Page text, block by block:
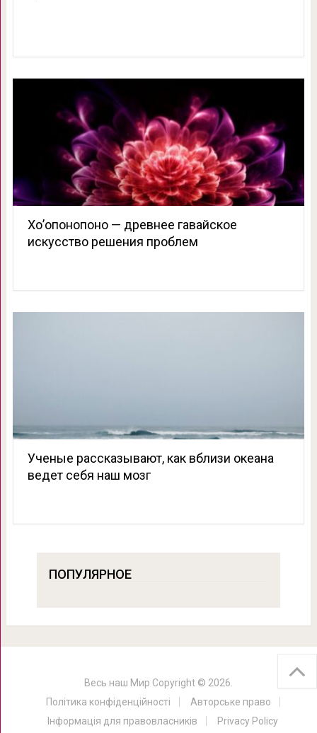
Хо’опонопоно — древнее гавайское
искусство решения проблем
Ученые рассказывают, как вблизи океана
ведет себя наш мозг
ПОПУЛЯРНОЕ
Весь наш Мир Copyright © 2026.
Політика конфіденційності
Авторське право
Інформація для правовласників
Privacy Policy